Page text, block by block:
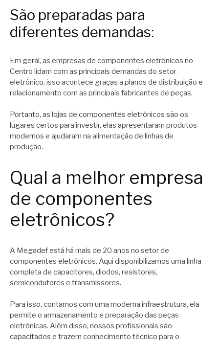
São preparadas para
diferentes demandas:
Em geral, as empresas de componentes eletrônicos no
Centro lidam com as principais demandas do setor
eletrônico, isso acontece graças a planos de distribuição e
relacionamento com as principais fabricantes de peças.
Portanto, as lojas de componentes eletrônicos são os
lugares certos para investir, elas apresentaram produtos
modernos e ajudaram na alimentação de linhas de
produção.
Qual a melhor empresa
de componentes
eletrônicos?
A Megadef está há mais de 20 anos no setor de
componentes eletrônicos. Aqui disponibilizamos uma linha
completa de capacitores, diodos, resistores,
semicondutores e transmissores.
Para isso, contamos com uma moderna infraestrutura, ela
permite o armazenamento e preparação das peças
eletrônicas. Além disso, nossos profissionais são
capacitados e trazem conhecimento técnico para o